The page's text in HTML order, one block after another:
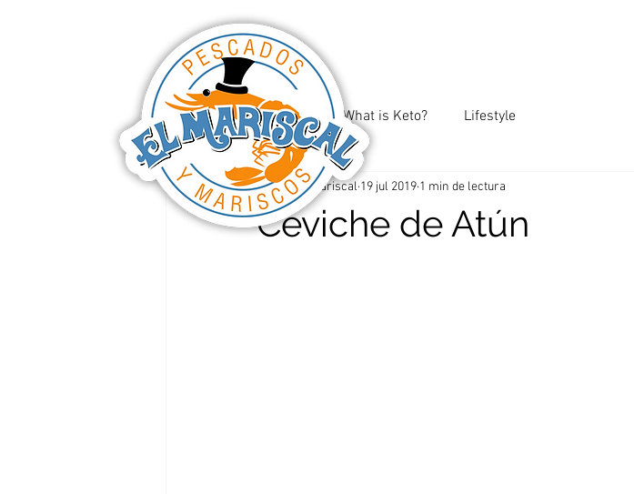
All Posts Recipes What is Keto? Lifestyle
Ceviche de Atún
El Mariscal 19 jul 2019 1 min de lectura